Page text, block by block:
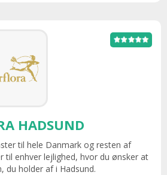
HADSUND
til hele Danmark og resten af
til enhver lejlighed, hvor du ønsker at
du holder af i Hadsund.